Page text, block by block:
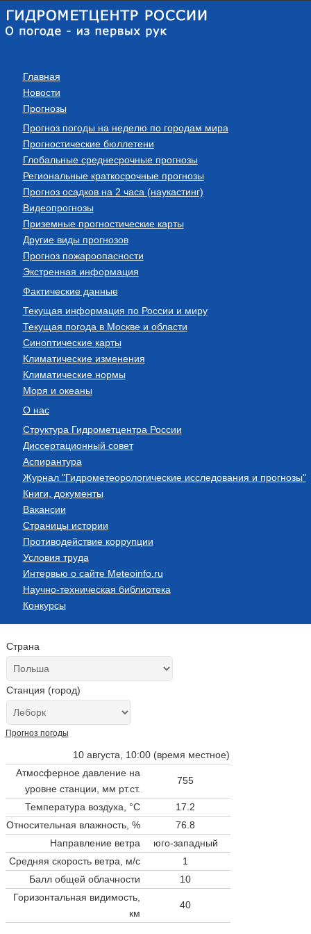
Главная
Новости
Прогнозы
Прогноз погоды на неделю по городам мира
Прогностические бюллетени
Глобальные среднесрочные прогнозы
Региональные краткосрочные прогнозы
Прогноз осадков на 2 часа (наукастинг)
Видеопрогнозы
Приземные прогностические карты
Другие виды прогнозов
Прогноз пожароопасности
Экстренная информация
Фактические данные
Текущая информация по России и миру
Текущая погода в Москве и области
Синоптические карты
Климатические изменения
Климатические нормы
Моря и океаны
О нас
Структура Гидрометцентра России
Диссертационный совет
Аспирантура
Журнал "Гидрометеорологические исследования и прогнозы"
Книги, документы
Вакансии
Страницы истории
Противодействие коррупции
Условия труда
Интервью о сайте Meteoinfo.ru
Научно-техническая библиотека
Конкурсы
Страна
Станция (город)
Прогноз погоды
10 августа, 10:00 (время местное)
Атмосферное давление на
уровне станции, мм рт.ст.
755
Температура воздуха, °C
17.2
Относительная влажность, %
76.8
Направление ветра
юго-западный
Средняя скорость ветра, м/с
1
Балл общей облачности
10
Горизонтальная видимость,
км
40